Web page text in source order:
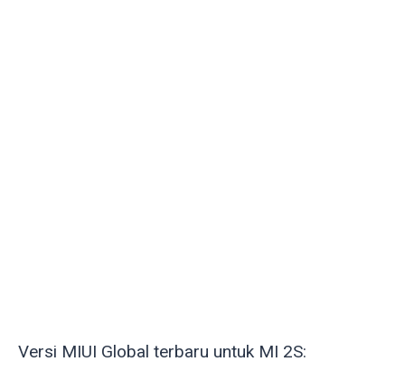
Versi MIUI Global terbaru untuk MI 2S: